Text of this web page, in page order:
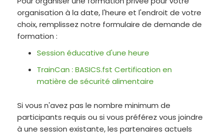
organisation à la date, l'heure et l'endroit de votre
choix, remplissez notre formulaire de demande de
formation :
Session éducative d'une heure
TrainCan : BASICS.fst Certification en
matière de sécurité alimentaire
Si vous n'avez pas le nombre minimum de
participants requis ou si vous préférez vous joindre
à une session existante, les partenaires actuels